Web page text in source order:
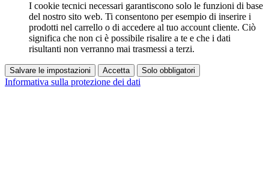
I cookie tecnici necessari garantiscono solo le funzioni di base
del nostro sito web. Ti consentono per esempio di inserire i
prodotti nel carrello o di accedere al tuo account cliente. Ciò
significa che non ci è possibile risalire a te e che i dati
risultanti non verranno mai trasmessi a terzi.
Salvare le impostazioni Accetta Solo obbligatori
Informativa sulla protezione dei dati